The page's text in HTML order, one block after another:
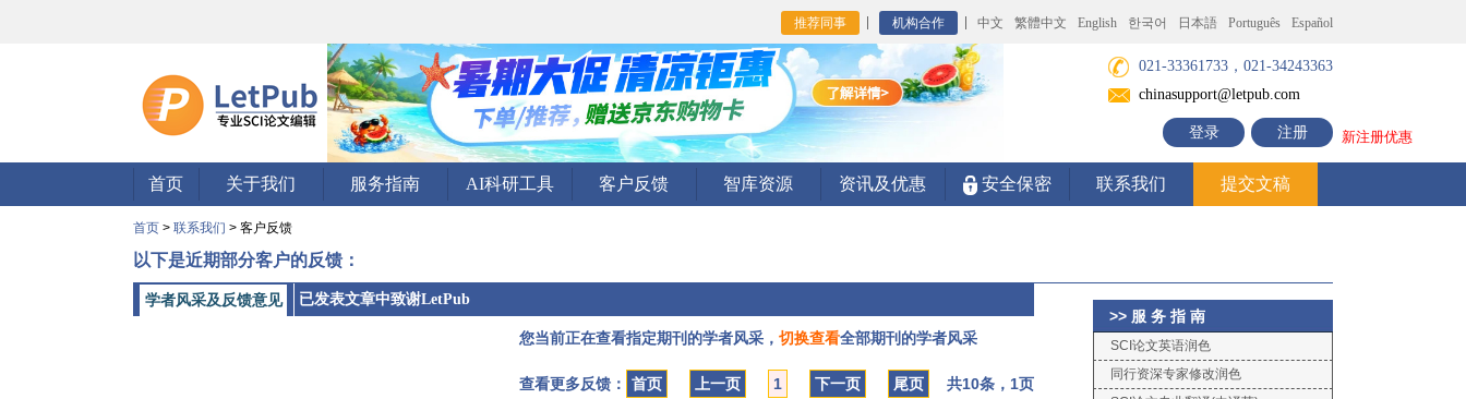
推荐同事 机构合作 中文 繁體中文 English 한국어 日本語 Português Español
021-33361733，021-34243363
chinasupport@letpub.com
登录 注册 新注册优惠
首页 关于我们 服务指南 AI科研工具 客户反馈 智库资源 资讯及优惠 安全保密 联系我们 提交文稿
首页 > 联系我们 > 客户反馈
以下是近期部分客户的反馈：
学者风采及反馈意见 已发表文章中致谢LetPub
您当前正在查看指定期刊的学者风采， 切换查看全部期刊的学者风采
查看更多反馈： 首页 上一页 1 下一页 尾页 共10条，1页
>> 服 务 指 南
SCI论文英语润色
同行资深专家修改润色